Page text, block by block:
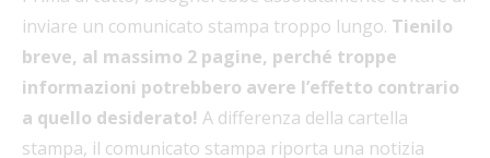
inviare un comunicato stampa troppo lungo. Tienilo
breve, al massimo 2 pagine, perché troppe
informazioni potrebbero avere l’effetto contrario
a quello desiderato! A differenza della cartella
stampa, il comunicato stampa riporta una notizia